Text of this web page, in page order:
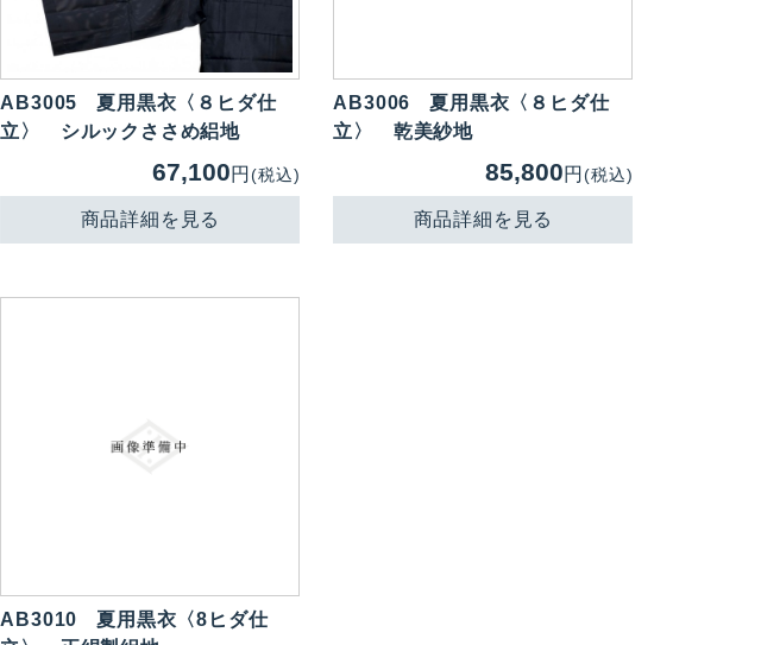
AB3005
夏用黒衣〈８ヒダ仕
立〉 シルックささめ絽地
67,100円(税込)
商品詳細を見る
AB3006
夏用黒衣〈８ヒダ仕
立〉 乾美紗地
85,800円(税込)
商品詳細を見る
AB3010
夏用黒衣〈8ヒダ仕